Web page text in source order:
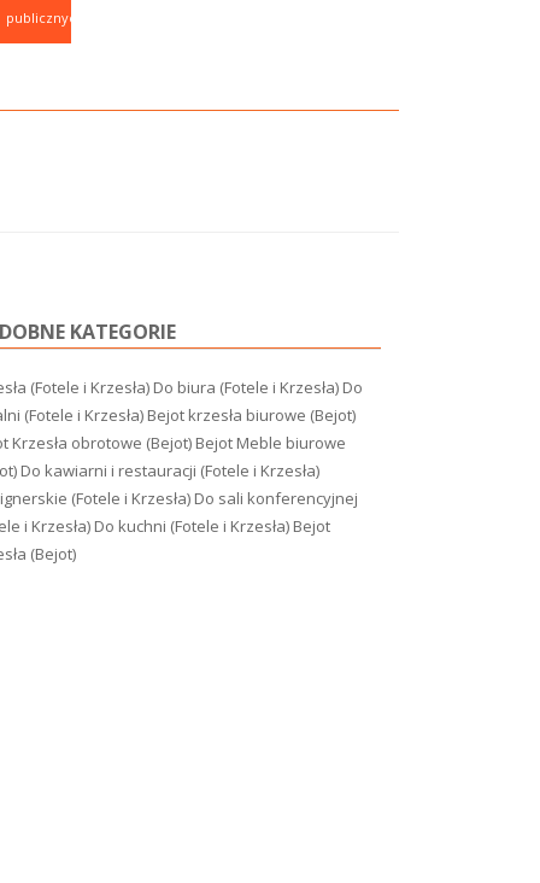
publicznych.
KATEGORIE
(Fotele i Krzesła) Do biura (Fotele i Krzesła) Do
(Fotele i Krzesła) Bejot krzesła biurowe (Bejot)
Krzesła obrotowe (Bejot) Bejot Meble biurowe
Do kawiarni i restauracji (Fotele i Krzesła)
(Fotele i Krzesła) Do sali konferencyjnej
i Krzesła) Do kuchni (Fotele i Krzesła) Bejot
(Bejot)